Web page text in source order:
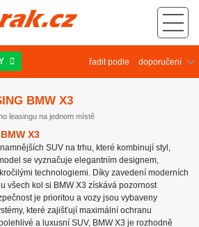
řadit podle
BMW X3
leasingu na jednom místě
X3
SUV na trhu, které kombinují styl,
se vyznačuje elegantním designem,
technologiemi. Díky zavedení moderních
všech kol si BMW X3 získává pozornost
je prioritou a vozy jsou vybaveny
které zajišťují maximální ochranu
a luxusní SUV, BMW X3 je rozhodně